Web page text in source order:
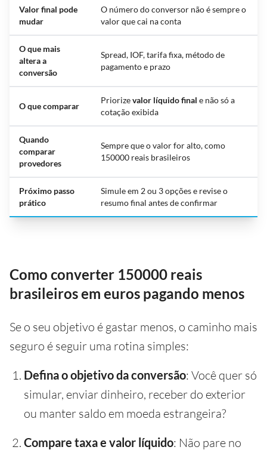
Valor final pode
mudar
O número do conversor não é sempre o
valor que cai na conta
O que mais
altera a
conversão
Spread, IOF, tarifa fixa, método de
pagamento e prazo
O que comparar
Priorizevalor líquido final e não só a
cotação exibida
Quando
comparar
provedores
Sempre que o valor for alto, como
150000 reais brasileiros
Próximo passo
prático
Simule em 2 ou 3 opções e revise o
resumo final antes de confirmar
Como converter 150000 reais
brasileiros em euros pagando menos
Se o seu objetivo é gastar menos, o caminho mais
seguro é seguir uma rotina simples:
Defina o objetivo da conversão: Você quer só
simular, enviar dinheiro, receber do exterior
ou manter saldo em moeda estrangeira?
Compare taxa e valor líquido: Não pare no